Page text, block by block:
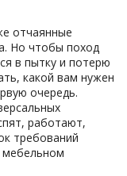
отчаянные
Но чтобы поход
в пытку и потерю
какой вам нужен
очередь.
работают,
требований
мебельном